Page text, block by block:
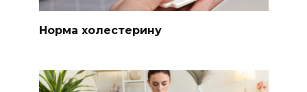
Норма холестерину